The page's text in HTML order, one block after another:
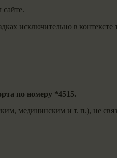
исключительно в контексте
по номеру *4515.
медицинским и т. п.), не